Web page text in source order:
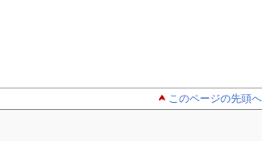
このページの先頭へ